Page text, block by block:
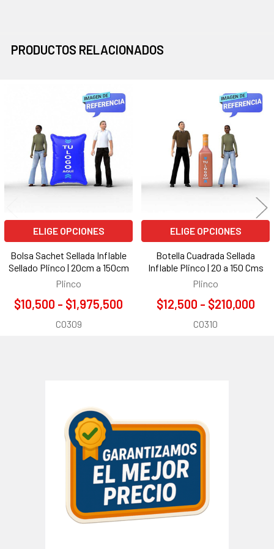
PRODUCTOS RELACIONADOS
relacionados
ELIGE OPCIONES
Bolsa Sachet Sellada Inflable
Sellado Plinco | 20cm a 150cm
Plinco
$10,500 - $1,975,500
CO309
ELIGE OPCIONES
Botella Cuadrada Sellada
Inflable Plinco | 20 a 150 Cms
Plinco
$12,500 - $210,000
CO310